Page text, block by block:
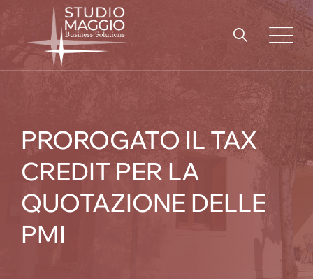
content
PROROGATO IL TAX
CREDIT PER LA
QUOTAZIONE DELLE
PMI